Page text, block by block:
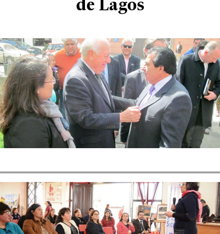
de Lagos